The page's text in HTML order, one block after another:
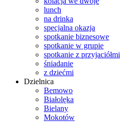
lunch
na drinka
specjalna okazja
spotkanie biznesowe
spotkanie w grupie
spotkanie z przyjaciółmi
śniadanie
z dziećmi
Dzielnica
Bemowo
Białolęka
Bielany
Mokotów